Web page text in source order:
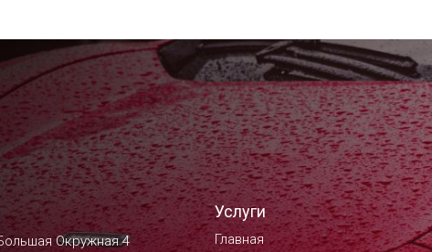
Окружная 4
Услуги
Главная